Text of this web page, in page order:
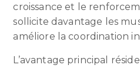
croissance et le
sollicite davantage les
améliore la coordination
L’avantage principal